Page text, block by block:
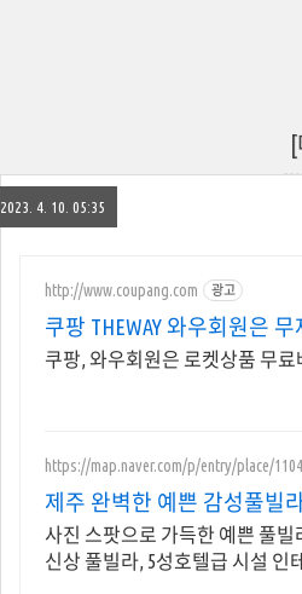
2023. 4. 10. 05:35
http://www.coupang.com 광고
쿠팡 THEWAY 와우회원은
쿠팡, 와우회원은 로켓상품 무료
https://map.naver.com/p/entry/place/
제주 완벽한 예쁜 감성풀빌
사진 스팟으로 가득한 예쁜 풀
신상 풀빌라, 5성호텔급 시설 인